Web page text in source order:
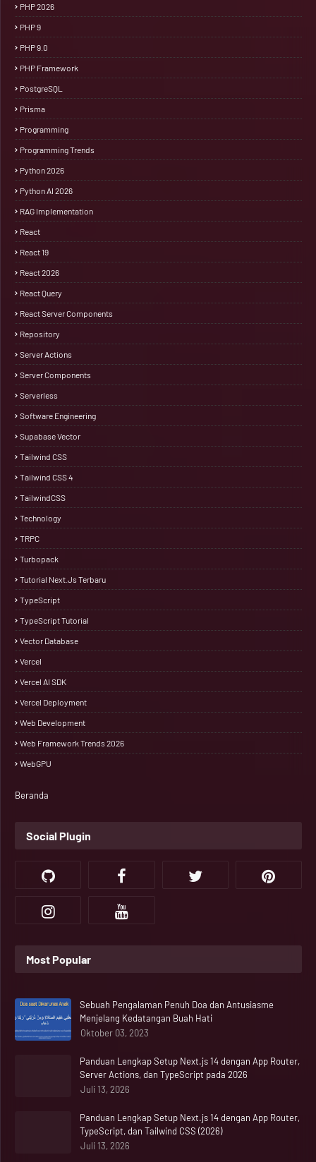
PHP 2026
PHP 9
PHP 9.0
PHP Framework
PostgreSQL
Prisma
Programming
Programming Trends
Python 2026
Python AI 2026
RAG Implementation
React
React 19
React 2026
React Query
React Server Components
Repository
Server Actions
Server Components
Serverless
Software Engineering
Supabase Vector
Tailwind CSS
Tailwind CSS 4
TailwindCSS
Technology
TRPC
Turbopack
Tutorial Next.js Terbaru
TypeScript
TypeScript Tutorial
Vector Database
Vercel
Vercel AI SDK
Vercel Deployment
Web Development
Web Framework Trends 2026
WebGPU
Beranda
Social Plugin
Most Popular
Sebuah Pengalaman Penuh Doa dan Antusiasme
Menjelang Kedatangan Buah Hati
Oktober 03, 2023
Panduan Lengkap Setup Next.js 14 dengan App Router,
Server Actions, dan TypeScript pada 2026
Juli 13, 2026
Panduan Lengkap Setup Next.js 14 dengan App Router,
TypeScript, dan Tailwind CSS (2026)
Juli 13, 2026